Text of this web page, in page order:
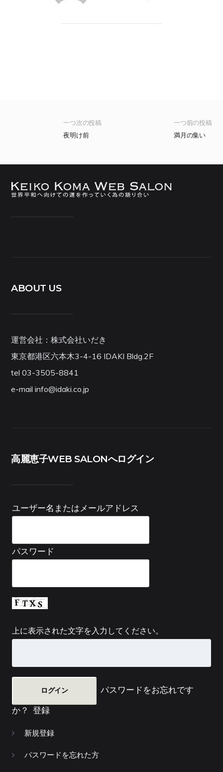
一つ前の投稿
満月の集い
一つ次の投稿
夜明け前
ABOUT US
運営会社：株式会社いだき
東京都港区六本木3-4-16 IDAKI Bldg.2F
tel 03-3505-8841
e-mail info@idaki.co.jp
高麗恵子WEB SALONへログイン
ユーザー名またはメールアドレス
パスワード
上に表示された文字を入力してください。
パスワードをお忘れです
か？ 登録
新規登録
パスワードを忘れた方